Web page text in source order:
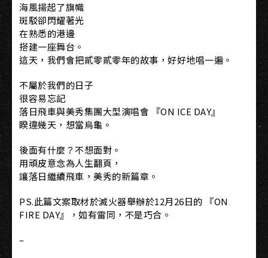
海風揚起了旗幟
斑駁卻閃耀著光
在熟悉的港邊
搭建一座舞台。
這天，我們會把貳零貳零年的故事，好好地唱一遍。
不屬於我們的日子
很容易忘記
落日飛車與美秀集團大型演唱會 『ON ICE DAY』
睽違幾天，想當烏龜。
後面有什麼？不想面對。
用頑皮意念為人生翻頁，
讓落日繼續飛車，美秀的新篇章。
PS.此篇文案取材於滅火器舉辦於12月26日的 『ON
FIRE DAY』，如有雷同，不是巧合。
–